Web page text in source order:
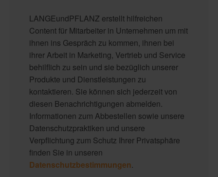
LANGEundPFLANZ erstellt hilfreichen
Content für Mitarbeiter in Unternehmen um mit
ihnen ins Gespräch zu kommen, ihnen bei
ihrer Arbeit in Marketing, Vertrieb und Service
behilflich zu sein und sie bezüglich unserer
Produkte und Dienstleistungen zu
kontaktieren. Sie können sich jederzeit von
diesen Benachrichtigungen abmelden.
Informationen zum Abbestellen sowie unsere
Datenschutzpraktiken und unsere
Verpflichtung zum Schutz Ihrer Privatsphäre
finden Sie in unseren
Datenschutzbestimmungen.